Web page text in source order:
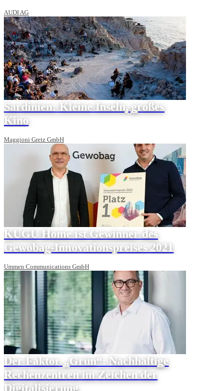
AUDI AG
Sardinien: Kleine Inseln, großes
Kino
Maggioni Gretz GmbH
KUGU Home ist Gewinner des
Gewobag-Innovationspreises 2021
Ummen Communications GmbH
Der Faktor „Grün“: Nachhaltige
Rechenzentren im Zeichen der
Digitalisierung